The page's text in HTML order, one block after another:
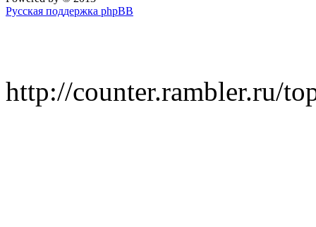
Русская поддержка phpBB
http://counter.rambler.ru/